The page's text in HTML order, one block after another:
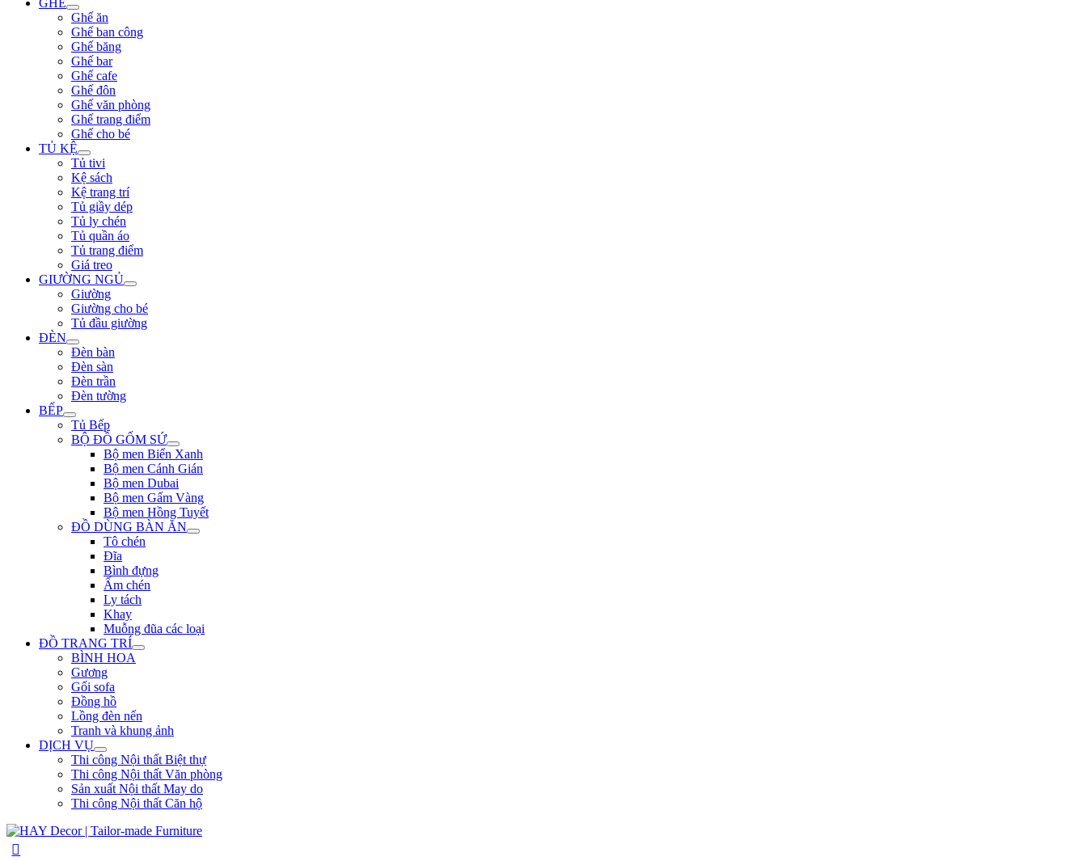
Ghế ăn
Ghế ban công
Ghế băng
Ghế bar
Ghế cafe
Ghế đôn
Ghế văn phòng
Ghế trang điểm
Ghế cho bé
TỦ KỆ
Tủ tivi
Kệ sách
Kệ trang trí
Tủ giầy dép
Tủ ly chén
Tủ quần áo
Tủ trang điểm
Giá treo
GIƯỜNG NGỦ
Giường
Giường cho bé
Tủ đầu giường
ĐÈN
Đèn bàn
Đèn sàn
Đèn trần
Đèn tường
BẾP
Tủ Bếp
BỘ ĐỒ GỐM SỨ
Bộ men Biển Xanh
Bộ men Cánh Gián
Bộ men Dubai
Bộ men Gấm Vàng
Bộ men Hồng Tuyết
ĐỒ DÙNG BÀN ĂN
Tô chén
Đĩa
Bình đựng
Ấm chén
Ly tách
Khay
Muỗng đũa các loại
ĐỒ TRANG TRÍ
BÌNH HOA
Gương
Gối sofa
Đồng hồ
Lồng đèn nến
Tranh và khung ảnh
DỊCH VỤ
Thi công Nội thất Biệt thự
Thi công Nội thất Văn phòng
Sản xuất Nội thất May do
Thi công Nội thất Căn hộ